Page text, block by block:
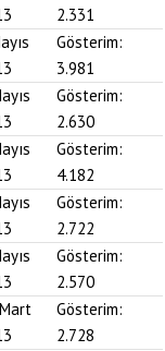
2.331
Gösterim:
3.981
Gösterim:
2.630
Gösterim:
4.182
Gösterim:
2.722
Gösterim:
2.570
Gösterim:
2.728